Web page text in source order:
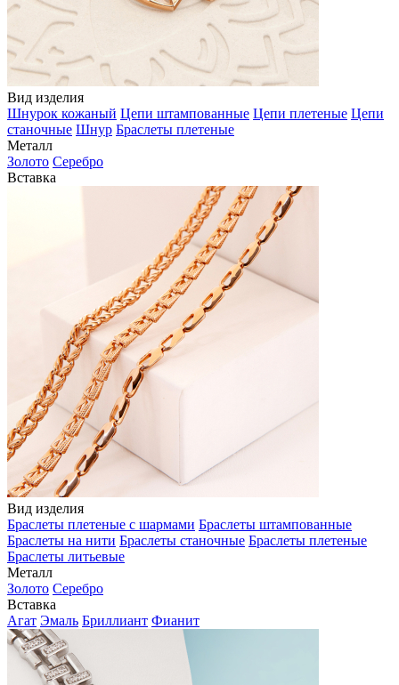
Вид изделия
Шнурок кожаный Цепи штампованные Цепи плетеные Цепи
станочные Шнур Браслеты плетеные
Металл
Золото Серебро
Вставка
Вид изделия
Браслеты плетеные с шармами Браслеты штампованные
Браслеты на нити Браслеты станочные Браслеты плетеные
Браслеты литьевые
Металл
Золото Серебро
Вставка
Агат Эмаль Бриллиант Фианит